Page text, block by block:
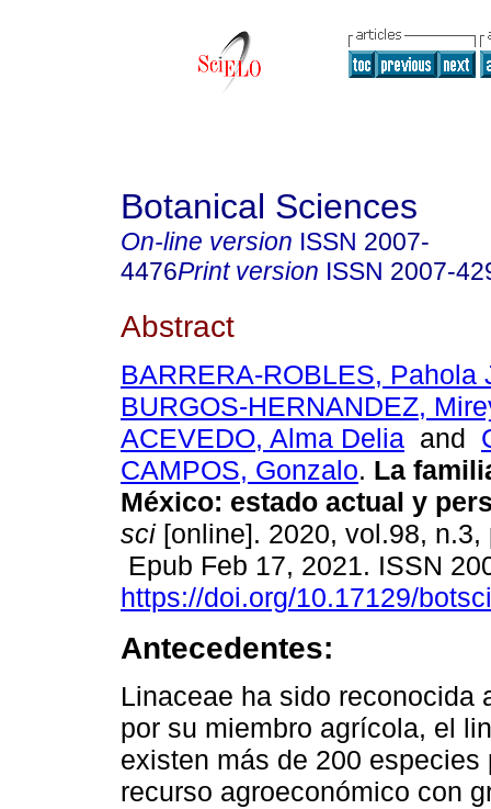
Botanical Sciences
On-line version ISSN 2007-
4476Print version ISSN 2007-
Abstract
BARRERA-ROBLES, Pahola
BURGOS-HERNANDEZ,
ACEVEDO, Alma Delia and
CAMPOS, Gonzalo. La
México: estado actual y
sci [online]. 2020, vol.98, n.3,
Epub Feb 17, 2021. ISSN
https://doi.org/10.17129/
Antecedentes:
Linaceae ha sido reconocida
por su miembro agrícola, el
existen más de 200
recurso agroeconómico con